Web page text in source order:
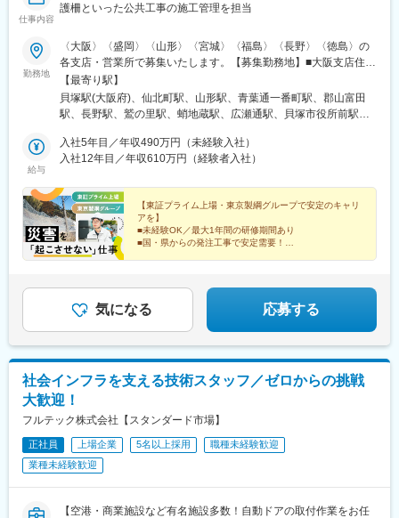
仕事内容
護柵といった公共工事の施工管理を担当
勤務地
〈大阪〉〈盛岡〉〈山形〉〈宮城〉〈福島〉〈長野〉〈徳島〉の
各支店・営業所で募集いたします。【募集勤務地】■大阪支店住
所：大阪府大阪市貝塚市堀2-18-30■盛岡支店住所：岩手県盛岡市
本宮一丁目31番1号松嶋ビル■山形営業所住所：山形県山形市篭田
2丁目5-34 ダイヤ26篭田 A■東北支店住所：宮城県仙台市青葉区一
県郡山市桑野二丁目2番16号 藤尾ビル101■関東甲信越支店住所：
長野県長野市大豆島893-1■徳島実験場住所：徳島県阿南市大田井
【最寄り駅】
貝塚駅(大阪府)、仙北町駅、山形駅、青葉通一番町駅、郡山富田
駅、長野駅、鷲の里駅、蛸地蔵駅、広瀬通駅、貝塚市役所前駅、
給与
入社5年目／年収490万円（未経験入社）
入社12年目／年収610万円（経験者入社）
【東証プライム上場・東京製綱グループで安定のキャリ
アを】
■未経験OK／最大1年間の研修期間あり
■国・県からの発注工事で安定需要！
気になる 応募する
社会インフラを支える技術スタッフ／ゼロからの挑戦
大歓迎！
フルテック株式会社【スタンダード市場】
正社員 上場企業 5名以上採用
職種未経験歓迎
業種未経験歓迎
【空港・商業施設など有名施設多数！自動ドアの取付作業をお任